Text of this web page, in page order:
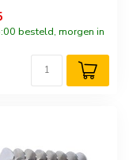
besteld, morgen in